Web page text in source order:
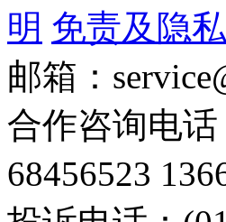
明 免责及隐
邮箱：
合作咨询电话
68456523